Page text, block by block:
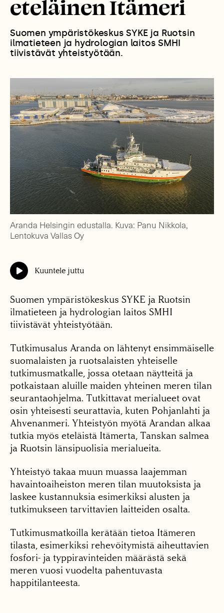
eteläinen Itämeri
Suomen ympäristökeskus SYKE ja Ruotsin
ilmatieteen ja hydrologian laitos SMHI
tiivistävät yhteistyötään.
Aranda Helsingin edustalla. Kuva: Panu Nikkola,
Lentokuva Vallas Oy
Kuuntele juttu
Suomen ympäristökeskus SYKE ja Ruotsin
ilmatieteen ja hydrologian laitos SMHI
tiivistävät yhteistyötään.
Tutkimusalus Aranda on lähtenyt ensimmäiselle
suomalaisten ja ruotsalaisten yhteiselle
tutkimusmatkalle, jossa otetaan näytteitä ja
potkaistaan aluille maiden yhteinen meren tilan
seurantaohjelma. Tutkittavat merialueet ovat
osin yhteisesti seurattavia, kuten Pohjanlahti ja
Ahvenanmeri. Yhteistyön myötä Arandan alkaa
tutkia myös eteläistä Itämerta, Tanskan salmea
ja Ruotsin länsipuolisia merialueita.
Yhteistyö takaa muun muassa laajemman
havaintoaiheiston meren tilan muutoksista ja
laskee kustannuksia esimerkiksi alusten ja
tutkimukseen tarvittavien laitteiden osalta.
Tutkimusmatkoilla kerätään tietoa Itämeren
tilasta, esimerkiksi rehevöitymistä aiheuttavien
fosfori- ja typpiravinteiden määrästä sekä
meren vuosi vuodelta pahentuvasta
happitilanteesta.